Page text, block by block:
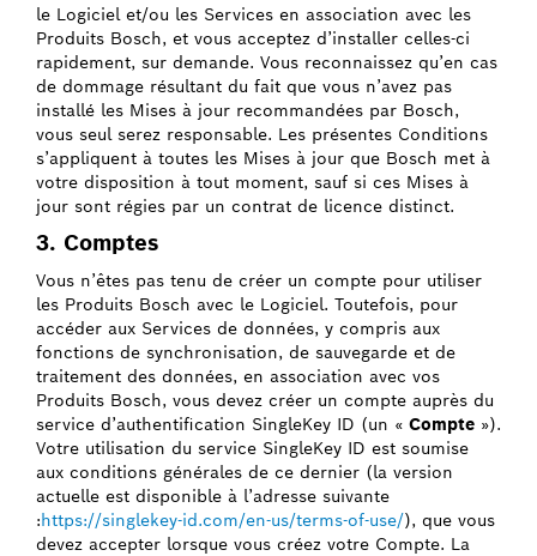
le Logiciel et/ou les Services en association avec les
Produits Bosch, et vous acceptez d’installer celles-ci
rapidement, sur demande. Vous reconnaissez qu’en cas
de dommage résultant du fait que vous n’avez pas
installé les Mises à jour recommandées par Bosch,
vous seul serez responsable. Les présentes Conditions
s’appliquent à toutes les Mises à jour que Bosch met à
votre disposition à tout moment, sauf si ces Mises à
jour sont régies par un contrat de licence distinct.
3. Comptes
Vous n’êtes pas tenu de créer un compte pour utiliser
les Produits Bosch avec le Logiciel. Toutefois, pour
accéder aux Services de données, y compris aux
fonctions de synchronisation, de sauvegarde et de
traitement des données, en association avec vos
Produits Bosch, vous devez créer un compte auprès du
service d’authentification SingleKey ID (un « Compte »).
Votre utilisation du service SingleKey ID est soumise
aux conditions générales de ce dernier (la version
actuelle est disponible à l’adresse suivante
:https://singlekey-id.com/en-us/terms-of-use/), que vous
devez accepter lorsque vous créez votre Compte. La